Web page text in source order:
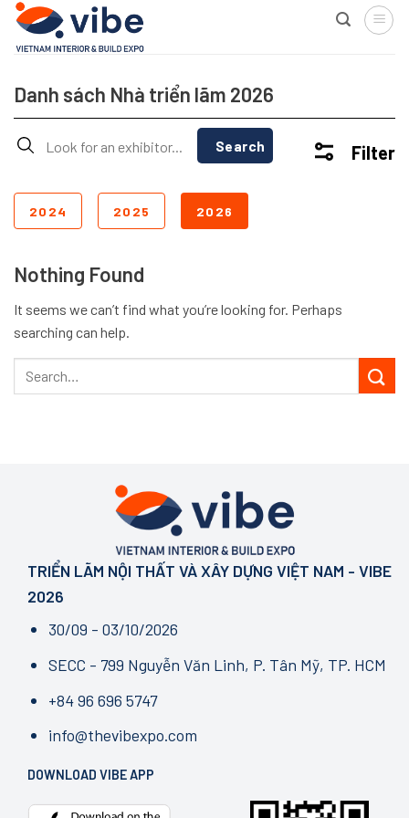
Skip
content
Danh sách Nhà triển lãm 2026
Search Filter
2024 2025 2026
Nothing Found
It seems we can’t find what you’re looking for. Perhaps
searching can help.
TRIỂN LÃM NỘI THẤT VÀ XÂY DỰNG VIỆT NAM - VIBE
2026
30/09 - 03/10/2026
SECC - 799 Nguyễn Văn Linh, P. Tân Mỹ, TP. HCM
+84 96 696 5747
info@thevibexpo.com
DOWNLOAD VIBE APP